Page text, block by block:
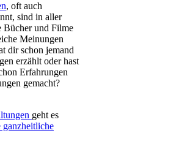
, oft auch
sind in aller
Bücher und Filme
Meinungen
dir schon jemand
erzählt oder hast
Erfahrungen
gemacht?
geht es
ganzheitliche